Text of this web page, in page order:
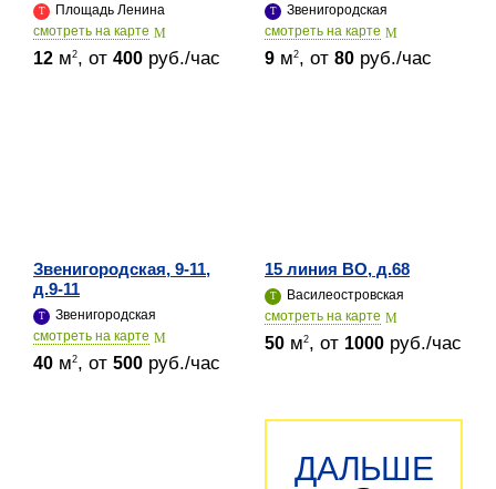
Площадь Ленина
cмотреть на карте
12 м2, от 400 руб./час
Звенигородская
cмотреть на карте
9 м2, от 80 руб./час
Звенигородская, 9-11,
д.9-11
Звенигородская
cмотреть на карте
40 м2, от 500 руб./час
15 линия ВО, д.68
Василеостровская
cмотреть на карте
50 м2, от 1000 руб./час
ДАЛЬШЕ